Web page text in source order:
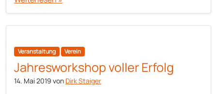
Veranstaltung Verein
Jahresworkshop voller Erfolg
14. Mai 2019 von Dirk Staiger